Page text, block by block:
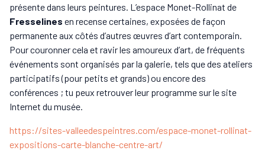
présente dans leurs peintures. L’espace Monet-Rollinat de
Fresselines en recense certaines, exposées de façon
permanente aux côtés d’autres œuvres d’art contemporain.
Pour couronner cela et ravir les amoureux d’art, de fréquents
événements sont organisés par la galerie, tels que des ateliers
participatifs (pour petits et grands) ou encore des
conférences ; tu peux retrouver leur programme sur le site
Internet du musée.
https://sites-valleedespeintres.com/espace-monet-rollinat-
expositions-carte-blanche-centre-art/